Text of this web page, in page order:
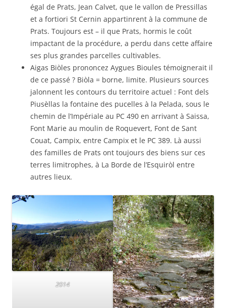
égal de Prats, Jean Calvet, que le vallon de Pressillas
et a fortiori St Cernin appartinrent à la commune de
Prats. Toujours est – il que Prats, hormis le coût
impactant de la procédure, a perdu dans cette affaire
ses plus grandes parcelles cultivables.
Aigas Biòles prononcez Aygues Bioules témoignerait il
de ce passé ? Biòla = borne, limite. Plusieurs sources
jalonnent les contours du territoire actuel : Font dels
Piusèllas la fontaine des pucelles à la Pelada, sous le
chemin de l’Impériale au PC 490 en arrivant à Saissa,
Font Marie au moulin de Roquevert, Font de Sant
Couat, Campix, entre Campix et le PC 389. Là aussi
des familles de Prats ont toujours des biens sur ces
terres limitrophes, à La Borde de l’Esquiròl entre
autres lieux.
2014